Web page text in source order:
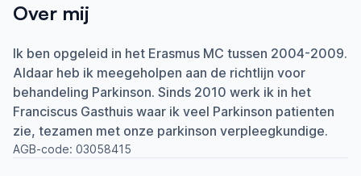
Over mij
Ik ben opgeleid in het Erasmus MC tussen 2004-2009.
Aldaar heb ik meegeholpen aan de richtlijn voor
behandeling Parkinson. Sinds 2010 werk ik in het
Franciscus Gasthuis waar ik veel Parkinson patienten
zie, tezamen met onze parkinson verpleegkundige.
AGB-code: 03058415